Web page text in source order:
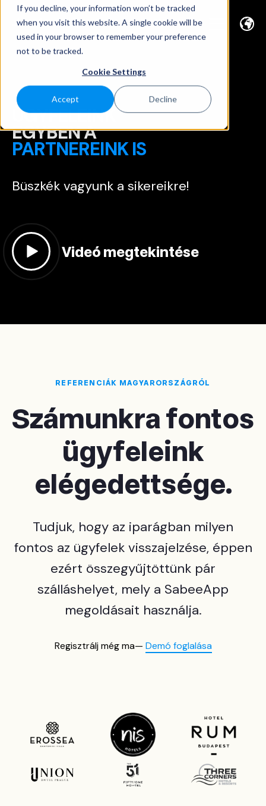
If you decline, your information won’t be tracked
when you visit this website. A single cookie will be
used in your browser to remember your preference
not to be tracked.
Cookie Settings
Accept Decline
ÜGYFELEINK
EGYBEN A
PARTNEREINK IS
Büszkék vagyunk a sikereikre!
Videó megtekintése
REFERENCIÁK MAGYARORSZÁGRÓL
Számunkra fontos
ügyfeleink
elégedettsége.
Tudjuk, hogy az iparágban milyen
fontos az ügyfelek visszajelzése, éppen
ezért összegyűjtöttünk pár
szálláshelyet, mely a SabeeApp
megoldásait használja.
Regisztrálj még ma— Demó foglalása